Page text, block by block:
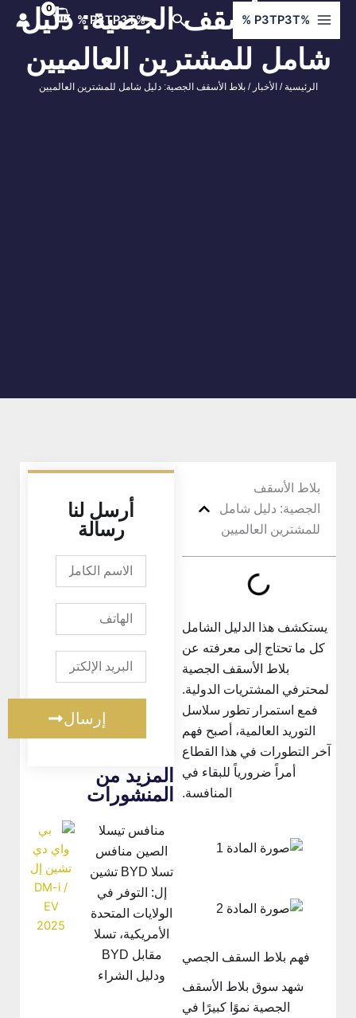
%P3TP3T % البحث
الأسقف الجصية: دليل
شامل للمشترين العالميين
الرئيسية/الأخبار / بلاط الأسقف الجصية: دليل شامل للمشترين العالميين
بلاط الأسقف
الجصية: دليل شامل
للمشترين العالميين
يستكشف هذا الدليل الشامل
كل ما تحتاج إلى معرفته عن
بلاط الأسقف الجصية
لمحترفي المشتريات الدولية.
فمع استمرار تطور سلاسل
التوريد العالمية، أصبح فهم
آخر التطورات في هذا القطاع
أمراً ضرورياً للبقاء في
المنافسة.
فهم بلاط السقف الجصي
شهد سوق بلاط الأسقف
الجصية نموًا كبيرًا في
أرسل لنا
رسالة
الإلكتروني
إرسال
المزيد من
المنشورات
منافس تيسلا
الصين منافس
تسلا BYD تشين
إل: التوفر في
الولايات المتحدة
الأمريكية، تسلا
مقابل BYD
ودليل الشراء